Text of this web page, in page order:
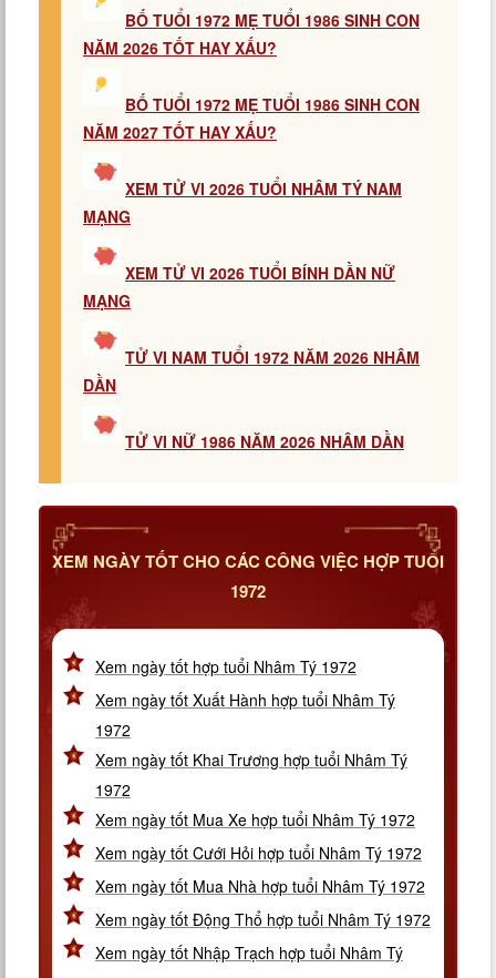
BỐ TUỔI 1972 MẸ TUỔI 1986 SINH CON
NĂM 2026 TỐT HAY XẤU?
BỐ TUỔI 1972 MẸ TUỔI 1986 SINH CON
NĂM 2027 TỐT HAY XẤU?
XEM TỬ VI 2026 TUỔI NHÂM TÝ NAM
MẠNG
XEM TỬ VI 2026 TUỔI BÍNH DẦN NỮ
MẠNG
TỬ VI NAM TUỔI 1972 NĂM 2026 NHÂM
DẦN
TỬ VI NỮ 1986 NĂM 2026 NHÂM DẦN
XEM NGÀY TỐT CHO CÁC CÔNG VIỆC HỢP TUỔI
1972
Xem ngày tốt hợp tuổi Nhâm Tý 1972
Xem ngày tốt Xuất Hành hợp tuổi Nhâm Tý
1972
Xem ngày tốt Khai Trương hợp tuổi Nhâm Tý
1972
Xem ngày tốt Mua Xe hợp tuổi Nhâm Tý 1972
Xem ngày tốt Cưới Hỏi hợp tuổi Nhâm Tý 1972
Xem ngày tốt Mua Nhà hợp tuổi Nhâm Tý 1972
Xem ngày tốt Động Thổ hợp tuổi Nhâm Tý 1972
Xem ngày tốt Nhập Trạch hợp tuổi Nhâm Tý